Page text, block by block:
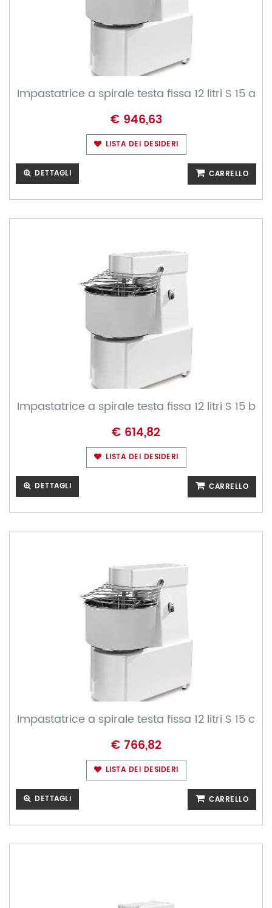
Impastatrice a spirale testa fissa 12 litri S 15 a
€ 946,63
LISTA DEI DESIDERI
DETTAGLI CARRELLO
Impastatrice a spirale testa fissa 12 litri S 15 b
€ 614,82
LISTA DEI DESIDERI
DETTAGLI CARRELLO
Impastatrice a spirale testa fissa 12 litri S 15 c
€ 766,82
LISTA DEI DESIDERI
DETTAGLI CARRELLO